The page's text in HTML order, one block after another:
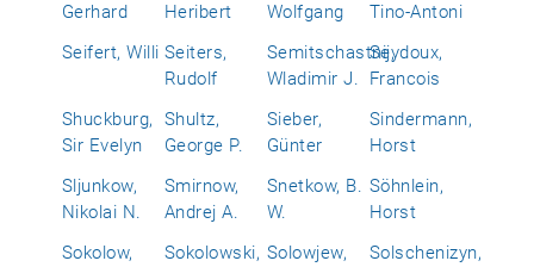
Gerhard
Heribert
Wolfgang
Tino-Antoni
Seifert, Willi Seiters,
Rudolf
Semitschastnij,
Wladimir J.
Seydoux,
Francois
Shuckburg,
Sir Evelyn
Shultz,
George P.
Sieber,
Günter
Sindermann,
Horst
Sljunkow,
Nikolai N.
Smirnow,
Andrej A.
Snetkow, B.
W.
Söhnlein,
Horst
Sokolow,
Sokolowski, Solowjew,
Solschenizyn,